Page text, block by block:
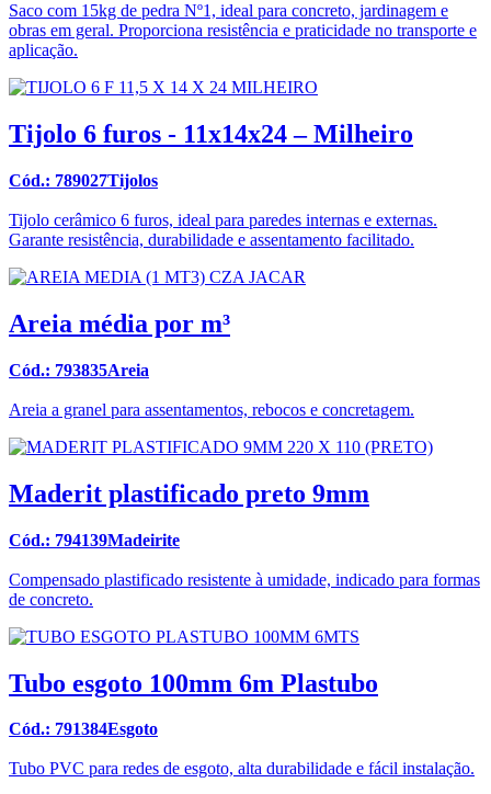
Saco com 15kg de pedra Nº1, ideal para concreto, jardinagem e
obras em geral. Proporciona resistência e praticidade no transporte e
aplicação.
Tijolo 6 furos - 11x14x24 – Milheiro
Cód.: 789027Tijolos
Tijolo cerâmico 6 furos, ideal para paredes internas e externas.
Garante resistência, durabilidade e assentamento facilitado.
Areia média por m³
Cód.: 793835Areia
Areia a granel para assentamentos, rebocos e concretagem.
Maderit plastificado preto 9mm
Cód.: 794139Madeirite
Compensado plastificado resistente à umidade, indicado para formas
de concreto.
Tubo esgoto 100mm 6m Plastubo
Cód.: 791384Esgoto
Tubo PVC para redes de esgoto, alta durabilidade e fácil instalação.